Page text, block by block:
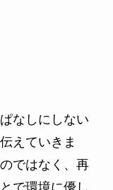
なしにしない
えていきま
ではなく、再